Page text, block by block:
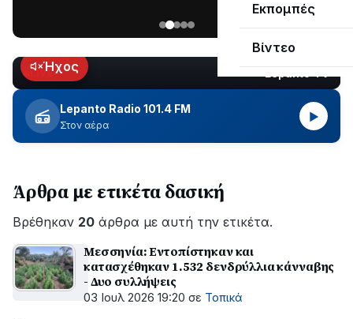
Εκπομπές
Βίντεο
Ναυπάκτου
εδώ
και
περίπου
δύο
ώρες
εξέλιξη
οι
εργασίες
ΔΕΔΔΗΕ
για
την
LIVEΉχος
Lepanto Radio 101.4 FM
Στον αέρα
▶
Άρθρα με ετικέτα δασική
Βρέθηκαν 20 άρθρα με αυτή την ετικέτα.
Μεσσηνία: Εντοπίστηκαν και
κατασχέθηκαν 1.532 δενδρύλλια κάνναβης
- Δυο συλλήψεις
03 Ιουλ 2026 19:20 σε Τοπικά